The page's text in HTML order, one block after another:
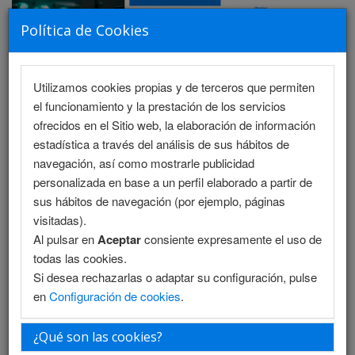
Política de Cookies
Utilizamos cookies propias y de terceros que permiten
el funcionamiento y la prestación de los servicios
ofrecidos en el Sitio web, la elaboración de información
estadística a través del análisis de sus hábitos de
navegación, así como mostrarle publicidad
personalizada en base a un perfil elaborado a partir de
sus hábitos de navegación (por ejemplo, páginas
visitadas).
Al pulsar enAceptarconsiente expresamente el uso de
todas las cookies.
Si desea rechazarlas o adaptar su configuración, pulse
enConfiguración de cookies.
¿Qué son las cookies?
MENU
Programa Científico - Salón 1
Programa Científico - Salón 2
Programa Enfermería
Programa Enfermería (PDF)
Programa PDF
Plantilla